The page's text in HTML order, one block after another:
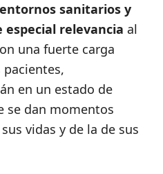
sanitarios y
relevancia al
una fuerte carga
en un estado de
se dan momentos
vidas y de la de sus